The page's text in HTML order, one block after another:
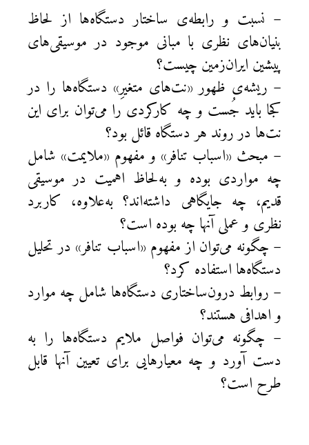
– نسبت و رابطه‌ی ساختار دستگاه‌ها از لحاظ
بنیان‌های نظری با مبانی موجود در موسیقی‌های
پیشین ایران‌زمین چیست؟
– ریشه‌ی ظهور «نت‌های متغیرِ» دستگاه‌ها را در
کجا باید جُست و چه کارکردی را می‌توان برای این
نت‌ها در روند هر دستگاه قائل بود؟
– مبحث «اسباب تنافر» و مفهوم «ملایمت» شامل
چه مواردی بوده و به‌لحاظ اهمیت در موسیقی
قدیم، چه جایگاهی داشته‌اند؟ به‌علاوه، کاربرد
نظری و عملی آنها چه بوده است؟
– چگونه می‌توان از مفهوم «اسباب تنافر» در تحلیل
دستگاه‌ها استفاده کرد؟
– روابط درون‌ساختاری دستگاه‌ها شامل چه موارد
و اهدافی هستند؟
– چگونه می‌توان فواصل ملایم دستگاه‌ها را به
دست آورد و چه معیارهایی برای تعیین آنها قابل
طرح است؟